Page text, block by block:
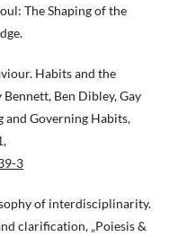
The Shaping of the
Habits and the
Ben Dibley, Gay
and Governing Habits,
3
of interdisciplinarity.
clarification, „Poiesis &